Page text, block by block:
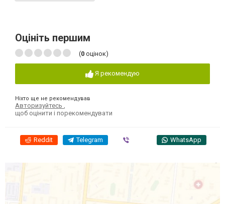
Оцініть першим
(0 оцінок)
Я рекомендую
Ніхто ще не рекомендував
Авторизуйтесь
щоб оцінити і порекомендувати
Reddit Telegram WhatsApp